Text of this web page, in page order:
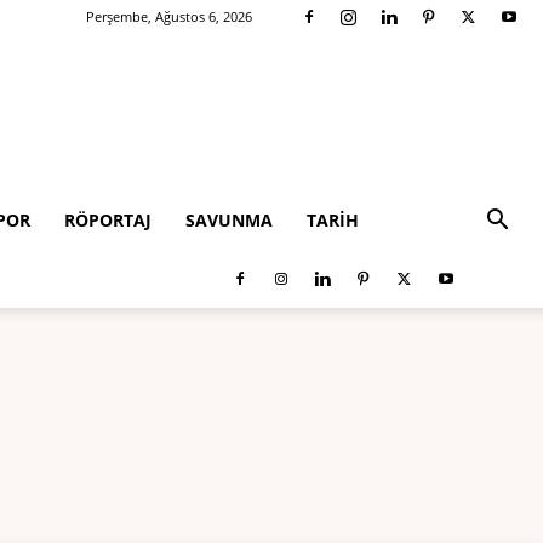
Perşembe, Ağustos 6, 2026
RÖPORTAJ SAVUNMA TARIH